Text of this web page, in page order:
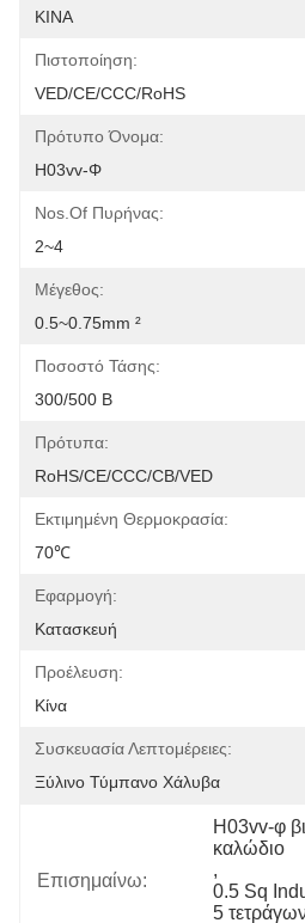
ΚΙΝΑ
Πιστοποίηση:
VED/CE/CCC/RoHS
Πρότυπο Όνομα:
H03vv-Φ
Nos.of Πυρήνας:
2~4
Μέγεθος:
0.5~0.75mm ²
Ποσοστό Τάσης:
300/500 Β
Πρότυπα:
RoHS/CE/CCC/CB/VED
Εκτιμημένη Θερμοκρασία:
70℃
Εφαρμογή:
Κατασκευή
Προέλευση:
Κίνα
Συσκευασία Λεπτομέρειες:
Ξύλινο Τύμπανο Χάλυβα
Επισημαίνω:
H03vv-φ
καλώδιο
,
0.5 Sq
5